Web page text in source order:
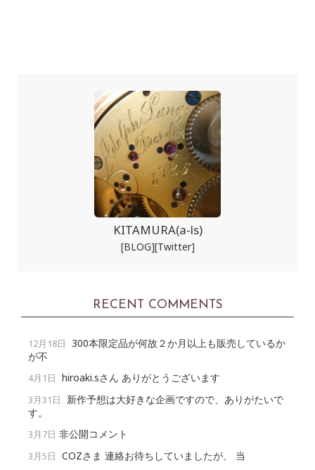
KITAMURA(a-ls)
[BLOG][Twitter]
RECENT COMMENTS
12月18日 300本限定品が何故２か月以上も販売しているか
が不
4月1日 hiroaki.sさん ありがとうございます
3月31日
新作予想は大好きな企画ですので、ありがたいで
す。
3月7日 非公開コメント
3月5日 COZさま 連絡お待ちしていましたが、 当